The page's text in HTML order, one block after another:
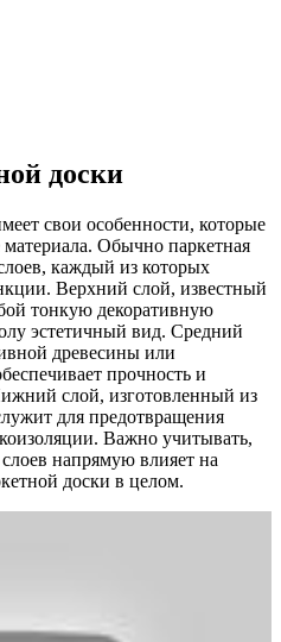
доски
свои особенности, которые
Обычно паркетная
каждый из которых
Верхний слой, известный
тонкую декоративную
эстетичный вид. Средний
древесины или
прочность и
слой, изготовленный из
для предотвращения
Важно учитывать,
напрямую влияет на
доски в целом.